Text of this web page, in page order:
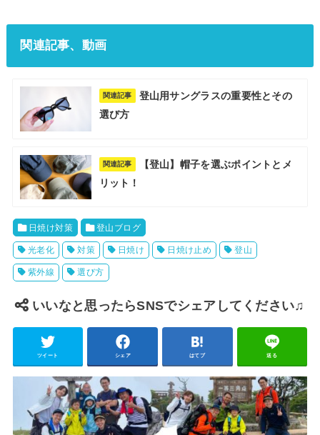
関連記事、動画
関連記事
登山用サングラスの重要性とその
選び方
関連記事
【登山】帽子を選ぶポイントとメ
リット！
日焼け対策 登山ブログ
光老化 対策 日焼け 日焼け止め 登山
紫外線 選び方
いいなと思ったらSNSでシェアしてください♫
ツイート シェア はてブ 送る